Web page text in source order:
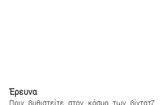
Έρευνα
Πριν βυθιστείτε στον κόσμο των βίντατζ